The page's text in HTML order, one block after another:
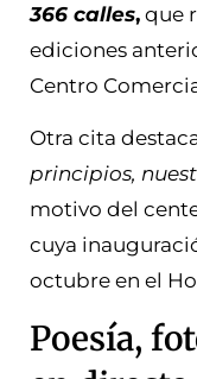
366 calles, que
ediciones
Centro
Otra cita
principios,
motivo del
cuya
octubre en el
Poesía,